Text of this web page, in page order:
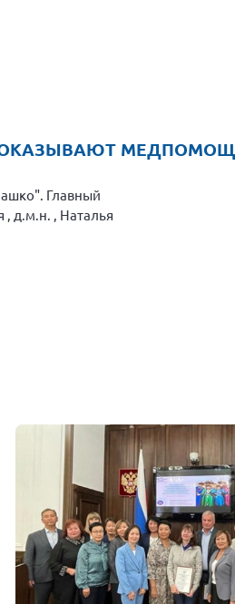
Главный
, д.м.н. , Наталья